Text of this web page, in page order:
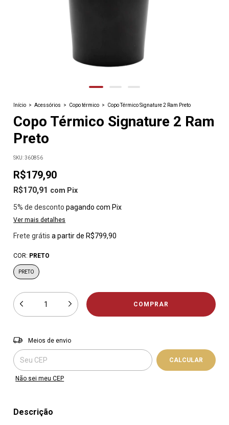
Início > Acessórios > Copo térmico > Copo Térmico Signature 2 Ram Preto
Copo Térmico Signature 2 Ram
Preto
SKU:360856
R$179,90
R$170,91 com Pix
5% de desconto pagando com Pix
Ver mais detalhes
Frete grátis a partir deR$799,90
COR: PRETO
PRETO
Entregas para o CEP:
Meios de envio
CALCULAR
Não sei meu CEP
Descrição